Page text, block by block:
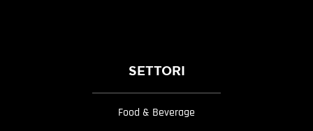
SETTORI
Food & Beverage